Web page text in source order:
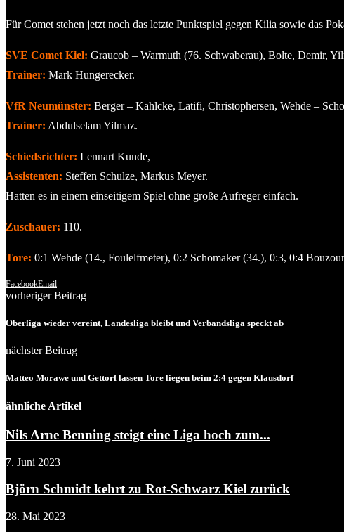
Für Comet stehen jetzt noch das letzte Punktspiel gegen Kilia sowie das
SVE Comet Kiel: Graucob – Warmuth (76. Schwaberau), Bolte, Demir,
Trainer: Mark Hungerecker.
VfR Neumünster: Berger – Kahlcke, Latifi, Christophersen, Wehde –
Trainer: Abdulselam Yilmaz.
Schiedsrichter: Lennart Kunde,
Assistenten: Steffen Schulze, Markus Meyer.
Hatten es in einem einseitigem Spiel ohne große Aufreger einfach.
Zuschauer: 110.
Tore: 0:1 Wehde (14., Foulelfmeter), 0:2 Schomaker (34.), 0:3, 0:4
FacebookEmail
vorheriger Beitrag
Oberliga wieder vereint, Landesliga bleibt und Verbandsliga speckt ab
nächster Beitrag
Matteo Morawe und Gettorf lassen Tore liegen beim 2:4 gegen Klausdorf
ähnliche Artikel
Nils Arne Benning steigt eine Liga hoch zum...
7. Juni 2023
Björn Schmidt kehrt zu Rot-Schwarz Kiel zurück
28. Mai 2023